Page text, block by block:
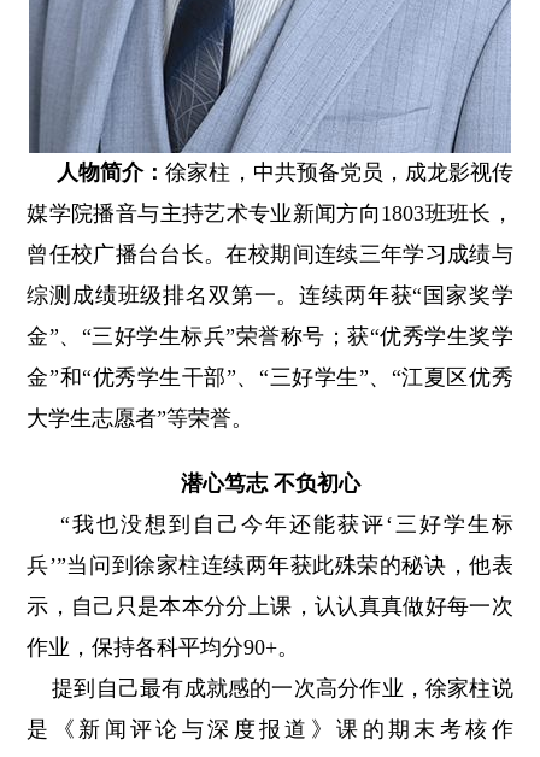
人物简介：徐家柱，中共预备党员，成龙影视传
媒学院播音与主持艺术专业新闻方向1803班班长，
曾任校广播台台长。在校期间连续三年学习成绩与
综测成绩班级排名双第一。连续两年获“国家奖学
金”、“三好学生标兵”荣誉称号；获“优秀学生奖学
金”和“优秀学生干部”、“三好学生”、“江夏区优秀
大学生志愿者”等荣誉。
潜心笃志 不负初心
“我也没想到自己今年还能获评‘三好学生标
兵’”当问到徐家柱连续两年获此殊荣的秘诀，他表
示，自己只是本本分分上课，认认真真做好每一次
作业，保持各科平均分90+。
提到自己最有成就感的一次高分作业，徐家柱说
是《新闻评论与深度报道》课的期末考核作